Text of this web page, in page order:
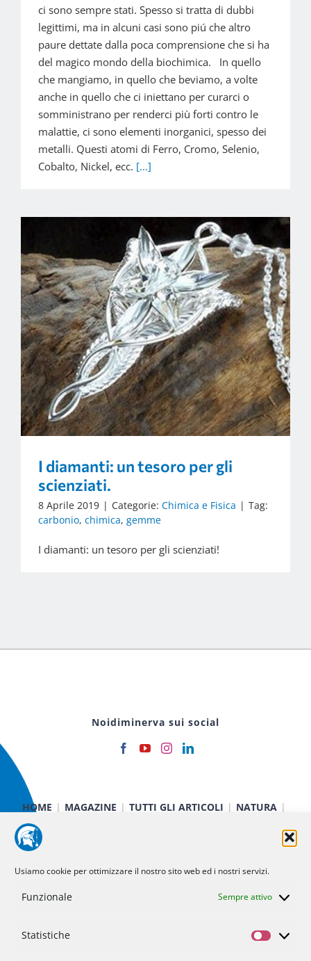
Usiamo cookie per ottimizzare il nostro sito web ed i nostri servizi.
Funzionale Sempre attivo
Statistiche
ci sono sempre stati. Spesso si tratta di dubbi
legittimi, ma in alcuni casi sono piú che altro
paure dettate dalla poca comprensione che si ha
del magico mondo della biochimica. In quello
che mangiamo, in quello che beviamo, a volte
anche in quello che ci iniettano per curarci o
somministrano per renderci più forti contro le
malattie, ci sono elementi inorganici, spesso dei
metalli. Questi atomi di Ferro, Cromo, Selenio,
Cobalto, Nickel, ecc. [...]
I diamanti: un tesoro per gli
scienziati.
8 Aprile 2019 | Categorie: Chimica e Fisica | Tag:
carbonio, chimica, gemme
I diamanti: un tesoro per gli scienziati!
Noidiminerva sui social
HOME MAGAZINE TUTTI GLI ARTICOLI
NATURA
CIBO E SALUTE
NOI DI MINERVA
STATUTO SOSTIENICI CONTATTI